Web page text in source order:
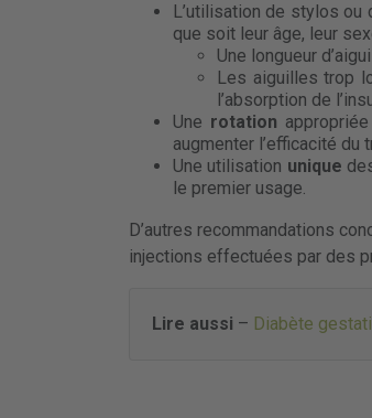
L’utilisation de stylos
que soit leur âge, leur
Une longueur
Les aiguilles trop
l’absorption de
Une rotation
augmenter l’efficacité du
Une utilisation unique
le premier usage.
D’autres recommandations
injections effectuées par des
Lire aussi – Diabète